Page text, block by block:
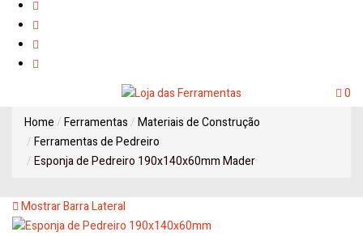
0
Home
Ferramentas
Materiais de Construção
Ferramentas de Pedreiro
Esponja de Pedreiro 190x140x60mm Mader
Mostrar Barra Lateral